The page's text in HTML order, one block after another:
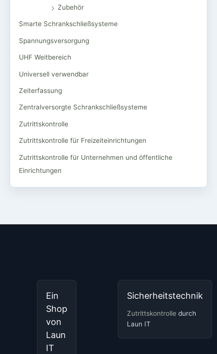
Zubehör
Smarte Schrankschließsysteme
Spannungsversorgung
UHF Weitbereich
Universell verwendbar
Zeiterfassung
Zentralversorgte Schrankschließsysteme
Zutrittskontrolle
Zutrittskontrolle für Freizeiteinrichtungen
Zutrittskontrolle für Unternehmen und öffentliche
Einrichtungen
Ein
Shop
von
Laun
IT
Sicherheitstechnik
Zutrittskontrolle durch
Laun IT